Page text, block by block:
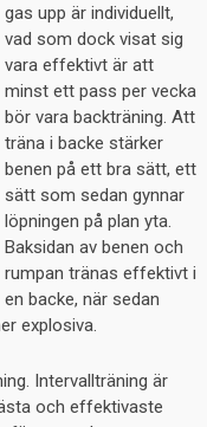
gas upp är individuellt,
vad som dock visat sig
vara effektivt är att
minst ett pass per vecka
bör vara backträning. Att
träna i backe stärker
benen på ett bra sätt, ett
sätt som sedan gynnar
löpningen på plan yta.
Baksidan av benen och
rumpan tränas effektivt i
en backe, när sedan
explosiva.
Intervallträning är
och effektivaste